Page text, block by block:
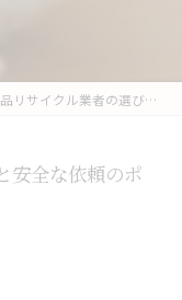
クル業者の選び方と安全な依頼のポイントを徹底解説
安全な依頼のポ